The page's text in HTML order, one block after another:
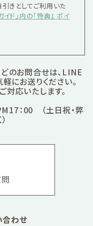
きとしてご利用いた
イド」内の「特典1 ポイ
のお問合せは、LINE
にお送りください。
応いたします。
：00 （土日祝・弊
わせ